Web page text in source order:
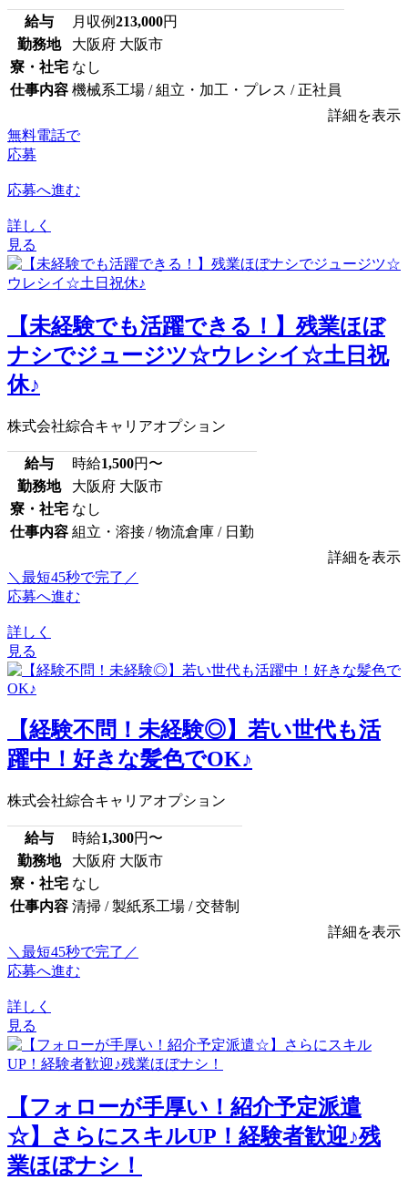
給与 月収例213,000円
勤務地
大阪府 大阪市
寮・社宅 なし
仕事内容 機械系工場 / 組立・加工・プレス / 正社員
詳細を表示
無料電話で
応募
応募へ進む
詳しく
見る
【未経験でも活躍できる！】残業ほぼ
ナシでジュージツ☆ウレシイ☆土日祝
休♪
株式会社綜合キャリアオプション
給与 時給1,500円〜
勤務地
大阪府 大阪市
寮・社宅 なし
仕事内容 組立・溶接 / 物流倉庫 / 日勤
詳細を表示
＼最短45秒で完了／
応募へ進む
詳しく
見る
【経験不問！未経験◎】若い世代も活
躍中！好きな髪色でOK♪
株式会社綜合キャリアオプション
給与 時給1,300円〜
勤務地
大阪府 大阪市
寮・社宅 なし
仕事内容 清掃 / 製紙系工場 / 交替制
詳細を表示
＼最短45秒で完了／
応募へ進む
詳しく
見る
【フォローが手厚い！紹介予定派遣
☆】さらにスキルUP！経験者歓迎♪残
業ほぼナシ！